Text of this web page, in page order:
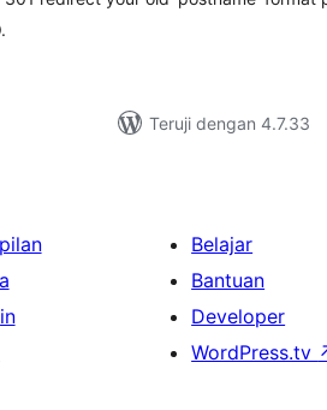
Teruji dengan 4.7.33
Belajar
Bantuan
Developer
WordPress.tv